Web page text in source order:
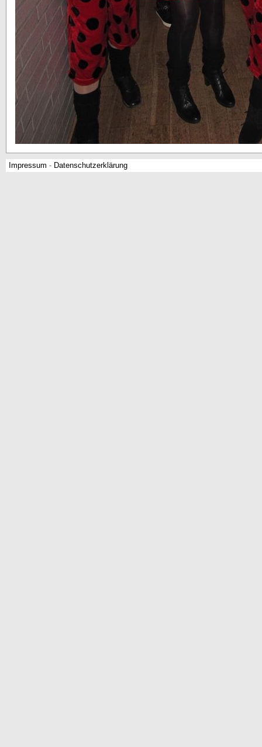
Impressum - Datenschutzerklärung